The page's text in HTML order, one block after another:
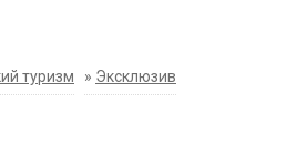
туризм » Эксклюзив